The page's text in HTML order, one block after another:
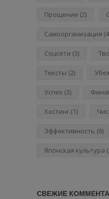
Прощение (2)
Самоорганизация
Соцсети (3)
Тексты (2)
Успех (3)
Хостинг (1)
Эффективность (6)
Японская культура
СВЕЖИЕ